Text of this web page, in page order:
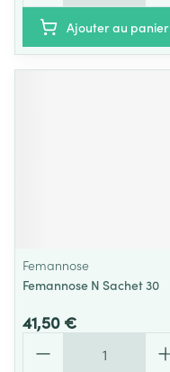
Ajouter au panier
Femannose
Femannose N Sachet 30
41,50 €